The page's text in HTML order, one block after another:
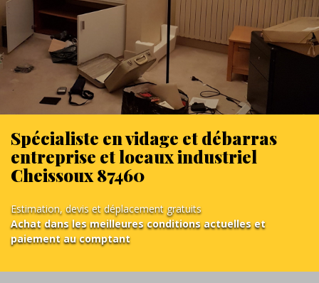
Spécialiste en vidage et débarras
entreprise et locaux industriel
Cheissoux 87460
Estimation, devis et déplacement gratuits
Achat dans les meilleures conditions actuelles et
paiement au comptant